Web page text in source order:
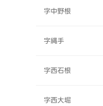
字中野根
字縄手
字西石根
字西大堀